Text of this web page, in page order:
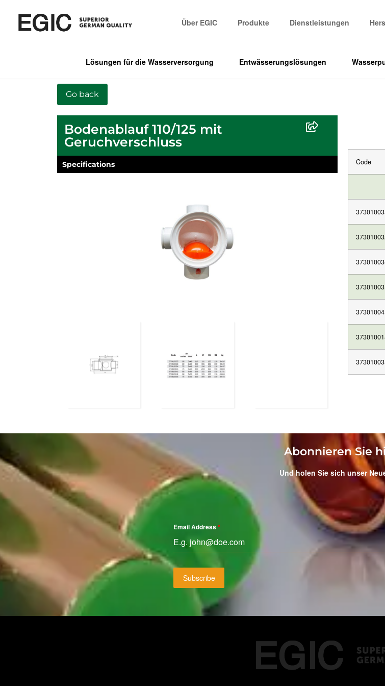
Über EGIC Produkte Dienstleistungen
Lösungen für die Wasserversorgung Entwässerungslösungen
Bodenablauf 110/125 mit
Geruchverschluss
Specifications Code
Abonnieren Sie
Und holen Sie sich unser
Email Address*
Subscribe